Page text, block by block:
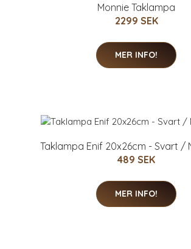
Monnie Taklampa
2299 SEK
MER INFO!
Taklampa Enif 20x26cm - Svart /
489 SEK
MER INFO!